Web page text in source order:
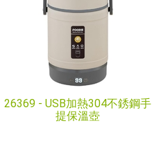
26369 - USB加熱304不銹鋼手
提保溫壺